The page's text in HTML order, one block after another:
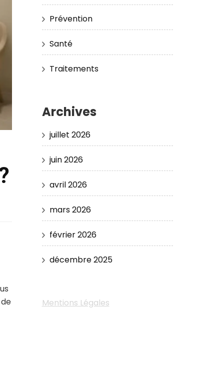
Prévention
Santé
Traitements
Archives
juillet 2026
juin 2026
avril 2026
mars 2026
février 2026
décembre 2025
Mentions Légales